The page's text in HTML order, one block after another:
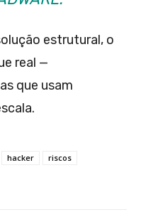
estrutural, o
real —
que usam
hacker
riscos